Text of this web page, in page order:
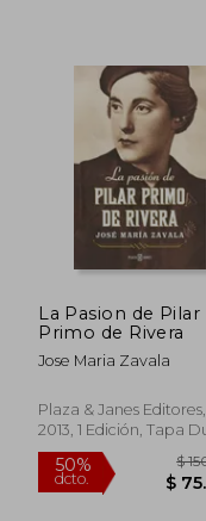
50%
$
La Pasion de Pilar
Primo de Rivera
Jose Maria Zavala
Plaza & Janes Editores,
2013, 1 Edición, Tapa
Usado